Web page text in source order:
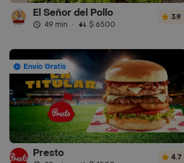
El Señor del Pollo
49 min · $ 6500
3.9
Envío Gratis
Presto 4.7